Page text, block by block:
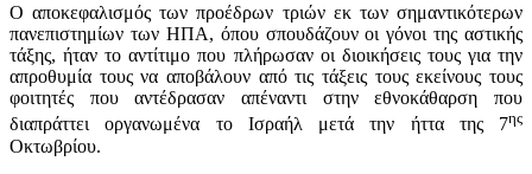
Ο αποκεφαλισμός των προέδρων τριών εκ των σημαντικότερων
πανεπιστημίων των ΗΠΑ, όπου σπουδάζουν οι γόνοι της αστικής
τάξης, ήταν το αντίτιμο που πλήρωσαν οι διοικήσεις τους για την
απροθυμία τους να αποβάλουν από τις τάξεις τους εκείνους τους
φοιτητές που αντέδρασαν απέναντι στην εθνοκάθαρση που
διαπράττει οργανωμένα το Ισραήλ μετά την ήττα της 7ης
Οκτωβρίου.